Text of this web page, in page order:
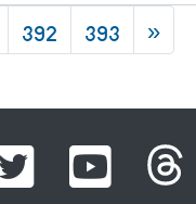
392 393 »